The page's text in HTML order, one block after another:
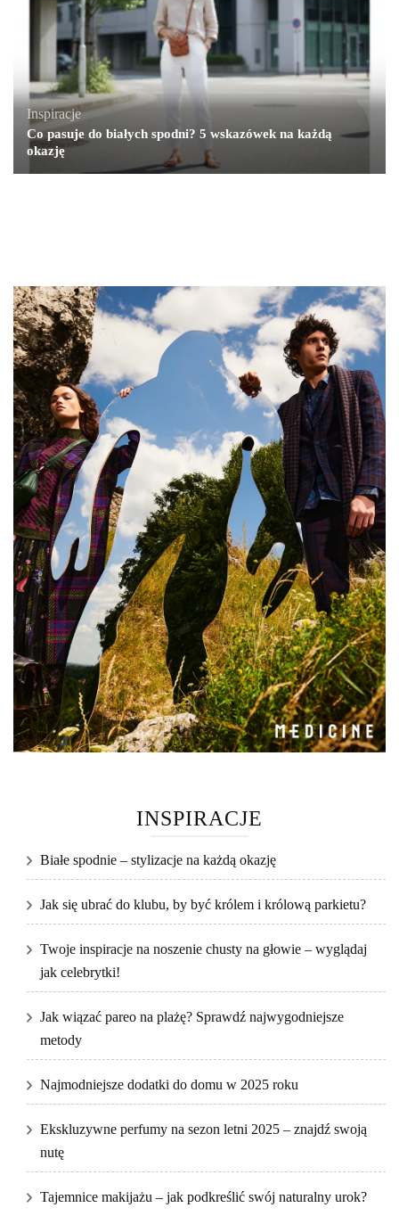
Inspiracje
Co pasuje do białych spodni? 5 wskazówek na każdą
okazję
INSPIRACJE
Białe spodnie – stylizacje na każdą okazję
Jak się ubrać do klubu, by być królem i królową parkietu?
Twoje inspiracje na noszenie chusty na głowie – wyglądaj
jak celebrytki!
Jak wiązać pareo na plażę? Sprawdź najwygodniejsze
metody
Najmodniejsze dodatki do domu w 2025 roku
Ekskluzywne perfumy na sezon letni 2025 – znajdź swoją
nutę
Tajemnice makijażu – jak podkreślić swój naturalny urok?